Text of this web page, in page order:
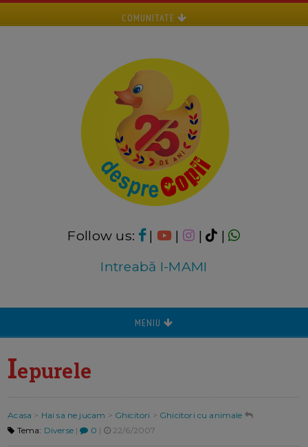
COMUNITATE
Follow us: | | |
|
Intreabă I-MAMI
MENIU
Iepurele
Acasa > Hai sa ne jucam > Ghicitori > Ghicitori cu animale
Tema: Diverse| 0 | 22/6/2007